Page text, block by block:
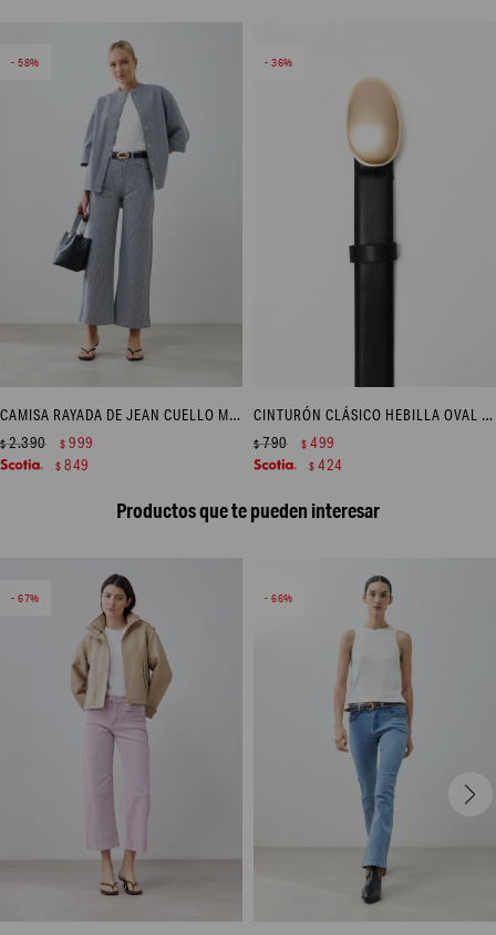
58
CAMISA RAYADA DE JEAN CUELLO MAO - CRUDO
$2.390 $ 999
$ 849
36
CINTURÓN CLÁSICO HEBILLA OVAL - NEGRO
$790 $ 499
$ 424
Productos que te pueden interesar
67 66